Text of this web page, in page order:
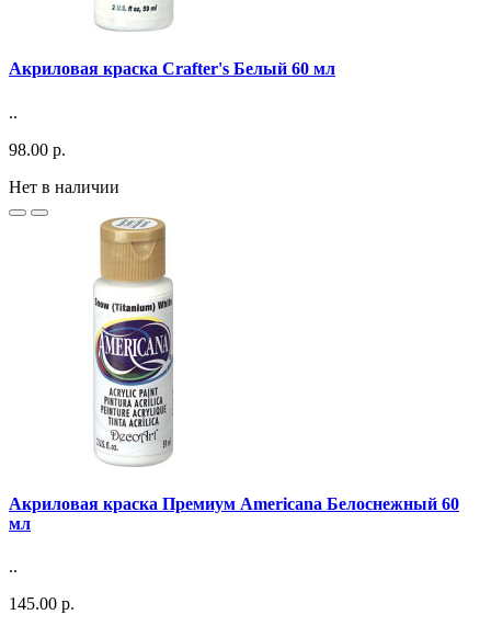
Акриловая краска Crafter's Белый 60 мл
..
98.00 р.
Нет в наличии
Акриловая краска Премиум Americana Белоснежный 60
мл
..
145.00 р.